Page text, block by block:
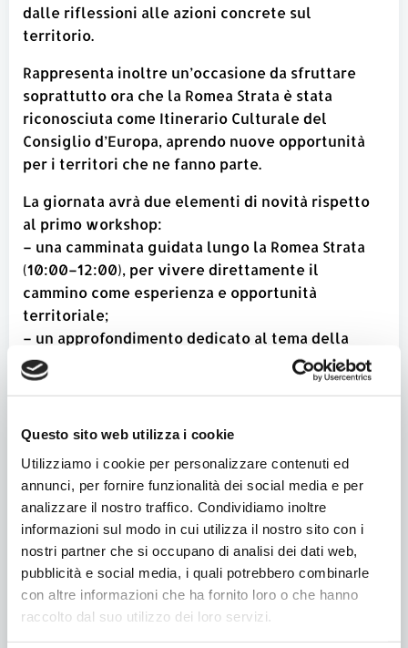
Questo sito web utilizza i cookie
Utilizziamo i cookie per personalizzare contenuti ed
annunci, per fornire funzionalità dei social media e per
analizzare il nostro traffico. Condividiamo inoltre
informazioni sul modo in cui utilizza il nostro sito con i
nostri partner che si occupano di analisi dei dati web,
pubblicità e social media, i quali potrebbero combinarle
con altre informazioni che ha fornito loro o che hanno
raccolto dal suo utilizzo dei loro servizi.
dalle riflessioni alle azioni concrete sul
territorio.
Rappresenta inoltre un’occasione da sfruttare
soprattutto ora che la Romea Strata è stata
riconosciuta come Itinerario Culturale del
Consiglio d’Europa, aprendo nuove opportunità
per i territori che ne fanno parte.
La giornata avrà due elementi di novità rispetto
al primo workshop:
– una camminata guidata lungo la Romea Strata
(10:00–12:00), per vivere direttamente il
cammino come esperienza e opportunità
territoriale;
– un approfondimento dedicato al tema della
comunicazione del turismo lento, per capire come
raccontare in modo efficace il nostro territorio e
Per motivi organizzativi si prega di confermare la
propria presenza con nome e cognome inviando
una mail entro il 27 Marzo a info@romeastrata.it
+